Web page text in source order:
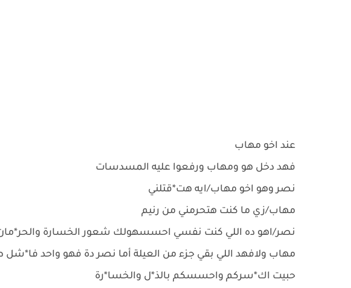
عند اخو مهاب
فهد دخل هو ومهاب ورفعوا عليه المسدسات
نصر وهو اخو مهاب/ايه هت*قتلني
مهاب/زي ما كنت هتحرمني من رنيم
نصر/اهو ده اللي كنت نفسي احسسهولك شعور الخسارة
مهاب ولافهد اللي بقي جزء من العيلة أما نصر دة فهو واحد فا*شل
حبيت اك*سركم واحسسكم بالذ*ل والخسا*رة